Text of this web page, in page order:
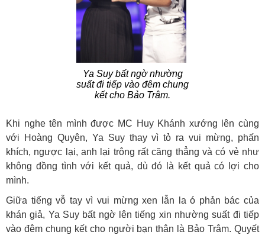
Ya Suy bất ngờ nhường
suất đi tiếp vào đêm chung
kết cho Bảo Trâm.
Khi nghe tên mình được MC Huy Khánh xướng lên cùng
với Hoàng Quyên, Ya Suy thay vì tỏ ra vui mừng, phấn
khích, ngược lại, anh lại trông rất căng thẳng và có vẻ như
không đồng tình với kết quả, dù đó là kết quả có lợi cho
mình.
Giữa tiếng vỗ tay vì vui mừng xen lẫn la ó phản bác của
khán giả, Ya Suy bất ngờ lên tiếng xin nhường suất đi tiếp
vào đêm chung kết cho người bạn thân là Bảo Trâm. Quyết